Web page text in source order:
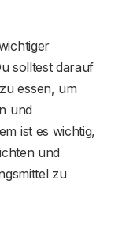
solltest darauf
essen, um
und
ist es wichtig,
und
zu